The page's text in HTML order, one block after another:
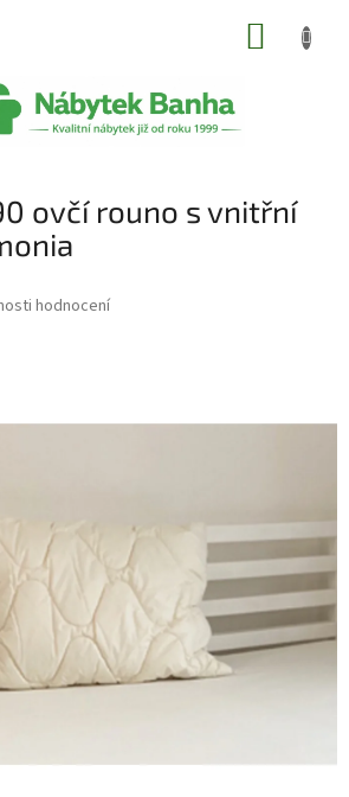
ovčí rouno s vnitřní
hodnocení